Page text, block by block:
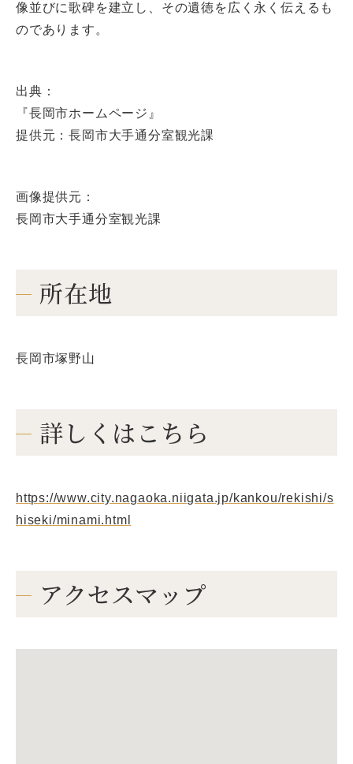
像並びに歌碑を建立し、その遺徳を広く永く伝えるも
のであります。
出典：
『長岡市ホームページ』
提供元：長岡市大手通分室観光課
画像提供元：
長岡市大手通分室観光課
所在地
長岡市塚野山
詳しくはこちら
https://www.city.nagaoka.niigata.jp/kankou/rekishi/s
hiseki/minami.html
アクセスマップ